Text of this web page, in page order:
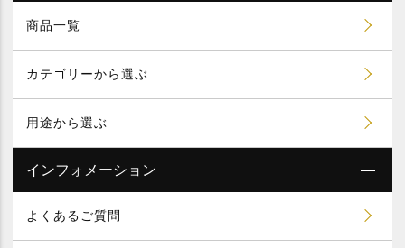
商品一覧
カテゴリーから選ぶ
用途から選ぶ
インフォメーション
よくあるご質問